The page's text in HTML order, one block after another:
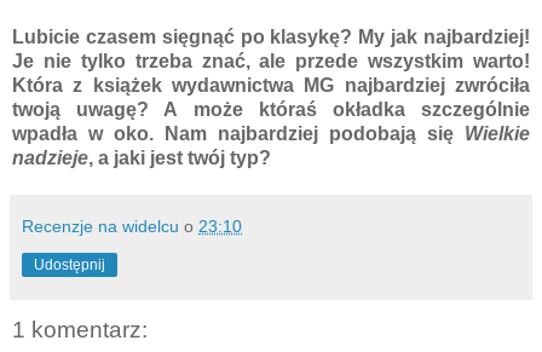
Lubicie czasem sięgnąć po klasykę? My jak najbardziej!
Je nie tylko trzeba znać, ale przede wszystkim warto!
Która z książek wydawnictwa MG najbardziej zwróciła
twoją uwagę? A może któraś okładka szczególnie
wpadła w oko. Nam najbardziej podobają się Wielkie
nadzieje, a jaki jest twój typ?
Recenzje na widelcu o 23:10
Udostępnij
1 komentarz: